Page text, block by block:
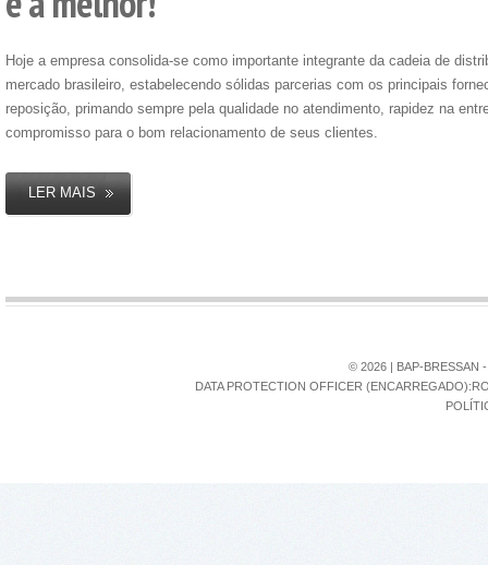
Hoje a empresa consolida-se como importante integrante da cadeia de
mercado brasileiro, estabelecendo sólidas parcerias com os principais
reposição, primando sempre pela qualidade no atendimento, rapidez na
compromisso para o bom relacionamento de seus clientes.
LER MAIS
© 2026| BAP-BRESSAN
DATA PROTECTION OFFICER